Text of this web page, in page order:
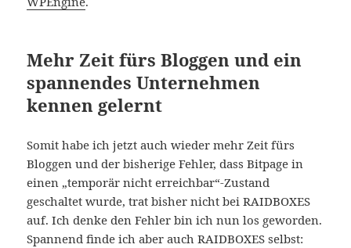
Mehr Zeit fürs Bloggen und ein
spannendes Unternehmen
kennen gelernt
Somit habe ich jetzt auch wieder mehr Zeit fürs
Bloggen und der bisherige Fehler, dass Bitpage in
einen „temporär nicht erreichbar“-Zustand
geschaltet wurde, trat bisher nicht bei RAIDBOXES
auf. Ich denke den Fehler bin ich nun los geworden.
Spannend finde ich aber auch RAIDBOXES selbst: